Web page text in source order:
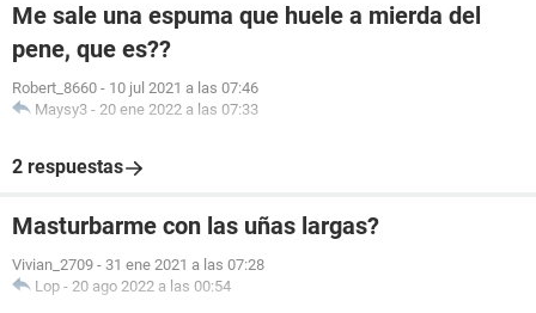
Me sale una espuma que huele a mierda del
pene, que es??
Robert_8660 - 10 jul 2021 a las 07:46
Maysy3 - 20 ene 2022 a las 07:33
2 respuestas
Masturbarme con las uñas largas?
Vivian_2709 - 31 ene 2021 a las 07:28
Lop - 20 ago 2022 a las 00:54